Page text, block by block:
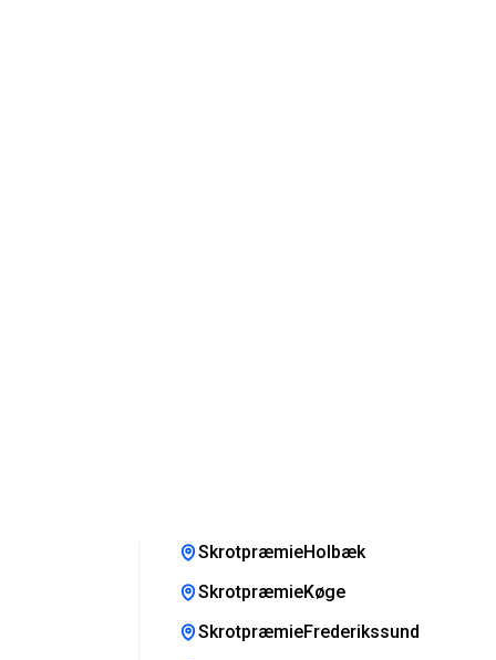
SkrotpræmieHolbæk
SkrotpræmieKøge
SkrotpræmieFrederikssund